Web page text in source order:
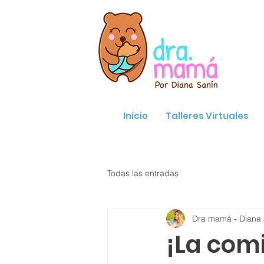
Inicio Talleres Virtuales
Todas las entradas
¡La
Dra mamá - Diana